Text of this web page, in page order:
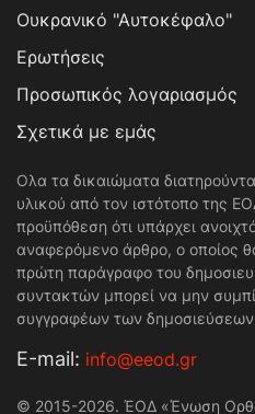
Ουκρανικό "Αυτοκέφαλο"
Ερωτήσεις
Προσωπικός λογαριασμός
Σχετικά με εμάς
Ολα τα δικαιώματα
υλικού από τον ιστότοπο της
προϋπόθεση ότι υπάρχει
αναφερόμενο άρθρο, ο οποίος
πρώτη παράγραφο του
συντακτών μπορεί να μην
συγγραφέων των
Е-mail: info@eeod.gr
© 2015-2026. ΈΟΔ «Ένωση